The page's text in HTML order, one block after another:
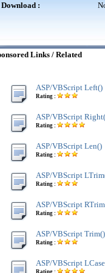
Download :
Links / Related
ASP/VBScript Left()
Rating :
ASP/VBScript
Rating :
ASP/VBScript Len()
Rating :
ASP/VBScript
Rating :
ASP/VBScript
Rating :
ASP/VBScript Trim()
Rating :
ASP/VBScript
Rating :